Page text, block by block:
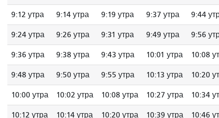
9:12 утра 9:14 утра 9:19 утра 9:37 утра 9:44
9:24 утра 9:26 утра 9:31 утра 9:49 утра 9:56
9:36 утра 9:38 утра 9:43 утра 10:01 утра 10:08
9:48 утра 9:50 утра 9:55 утра 10:13 утра 10:20
10:00 утра 10:02 утра 10:08 утра 10:27 утра 10:34
10:12 утра 10:14 утра 10:20 утра 10:39 утра 10:46